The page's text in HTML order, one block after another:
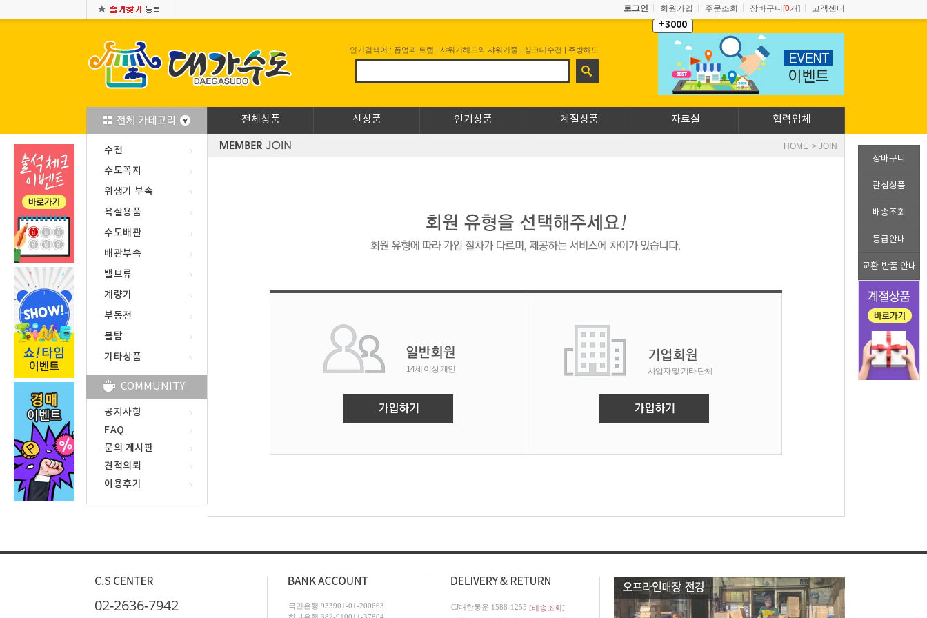
장바구니
관심상품
배송조회
등급안내
교환·반품 안내
+3000
로그인 회원가입 주문조회 장바구니[0개] 고객센터
인기검색어 : 폽업과 트랩 | 샤워기헤드와 샤워기줄 | 싱크대수전 | 주방헤드
전체상품 신상품 인기상품 계절상품 자료실 협력업체
수전
수도꼭지
위생기 부속
욕실용품
수도배관
배관부속
밸브류
계량기
부동전
볼탑
기타상품
COMMUNITY
공지사항
FAQ
문의 게시판
견적의뢰
이용후기
HOME > JOIN
14세 이상 개인 사업자 및 기타 단체
02-2636-7942
국민은행 933901-01-200663
CJ대한통운 1588-1255 [배송조회]